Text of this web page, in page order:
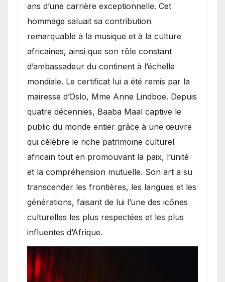
ans d’une carrière exceptionnelle. Cet
hommage saluait sa contribution
remarquable à la musique et à la culture
africaines, ainsi que son rôle constant
d’ambassadeur du continent à l’échelle
mondiale. Le certificat lui a été remis par la
mairesse d’Oslo, Mme Anne Lindboe. Depuis
quatre décennies, Baaba Maal captive le
public du monde entier grâce à une œuvre
qui célèbre le riche patrimoine culturel
africain tout en promouvant la paix, l’unité
et la compréhension mutuelle. Son art a su
transcender les frontières, les langues et les
générations, faisant de lui l’une des icônes
culturelles les plus respectées et les plus
influentes d’Afrique.